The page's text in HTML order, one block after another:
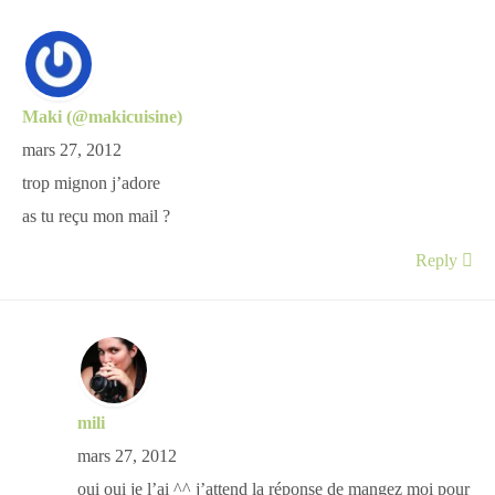
Maki (@makicuisine)
mars 27, 2012
trop mignon j’adore
as tu reçu mon mail ?
Reply
mili
mars 27, 2012
oui oui je l’ai ^^ j’attend la réponse de mangez moi pour